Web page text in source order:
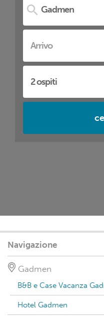
Navigazione
Gadmen
B&B e Case Vacanza
Hotel Gadmen